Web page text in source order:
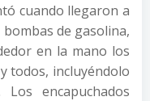
cuando llegaron a
de gasolina,
en la mano los
todos, incluyéndolo
encapuchados